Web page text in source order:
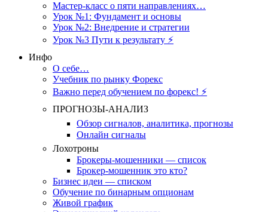
Мастер-класс о пяти направлениях…
Урок №1: Фундамент и основы
Урок №2: Внедрение и стратегии
Урок №3 Пути к результату ⚡️
Инфо
О себе…
Учебник по рынку Форекс
Важно перед обучением по форекс! ⚡
ПРОГНОЗЫ-АНАЛИЗ
Обзор сигналов, аналитика, прогнозы
Онлайн сигналы
Лохотроны
Брокеры-мошенники — список
Брокер-мошенник это кто?
Бизнес идеи — списком
Обучение по бинарным опционам
Живой график